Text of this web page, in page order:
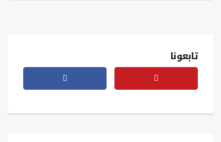
تابعونا